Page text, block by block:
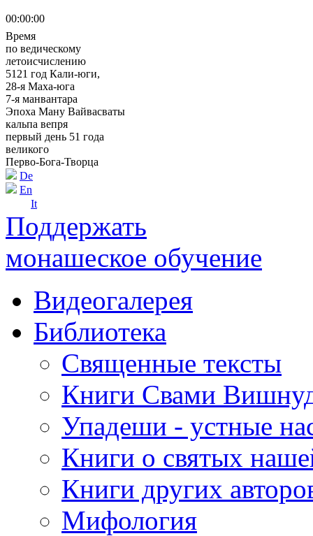
00:00:00
Время
по ведическому
летоисчислению
5121 год Кали-юги,
28-я Маха-юга
7-я манвантара
Эпоха Ману Вайвасваты
кальпа вепря
первый день 51 года
великого
Перво-Бога-Творца
De
En
It
Поддержать
монашеское обучение
Видеогалерея
Библиотека
Священные тексты
Книги Свами
Упадеши - устные
Книги о святых
Книги других
Мифология